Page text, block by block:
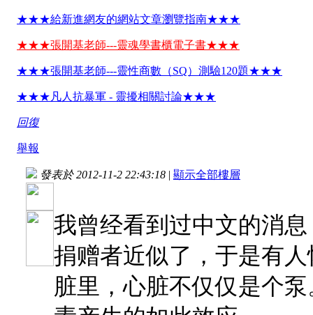
★★★給新進網友的網站文章瀏覽指南★★★
★★★張開基老師---靈魂學書櫃電子書★★★
★★★張開基老師---靈性商數（SQ）測驗120題★★★
★★★凡人抗暴軍 - 靈擾相關討論★★★
回復
舉報
發表於 2012-11-2 22:43:18 | 顯示全部樓層
我曾经看到过中文的消
捐赠者近似了，于是有
脏里，心脏不仅仅是个